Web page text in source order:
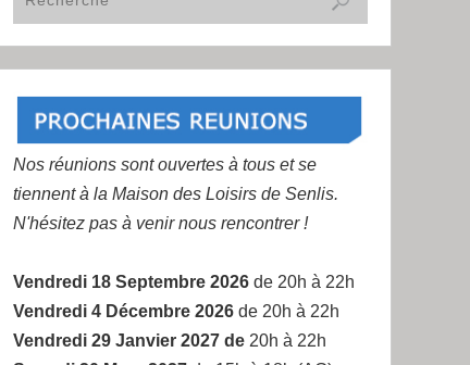
Nos réunions sont ouvertes à tous et se
tiennent à la Maison des Loisirs de Senlis.
N'hésitez pas à venir nous rencontrer !
Vendredi 18 Septembre 2026de 20h à 22h
Vendredi 4 Décembre 2026de 20h à 22h
Vendredi 29 Janvier 2027 de20h à 22h